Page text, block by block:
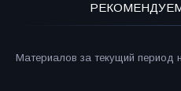
Материалов за текущий период